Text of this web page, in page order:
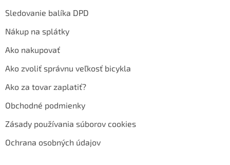
Sledovanie balíka DPD
Nákup na splátky
Ako nakupovať
Ako zvoliť správnu veľkosť bicykla
Ako za tovar zaplatiť?
Obchodné podmienky
Zásady používania súborov cookies
Ochrana osobných údajov